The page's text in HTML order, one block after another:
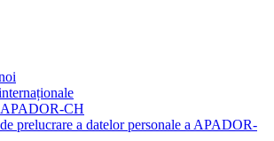
APADOR-CH
prelucrare a datelor personale a APADOR-